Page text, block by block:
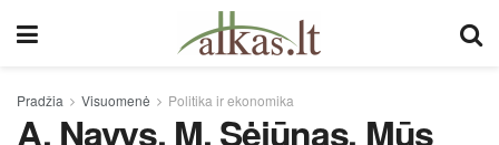
Pradžia Visuomenė Politika ir ekonomika
A. Navys. M. Sėjūnas. Mūs